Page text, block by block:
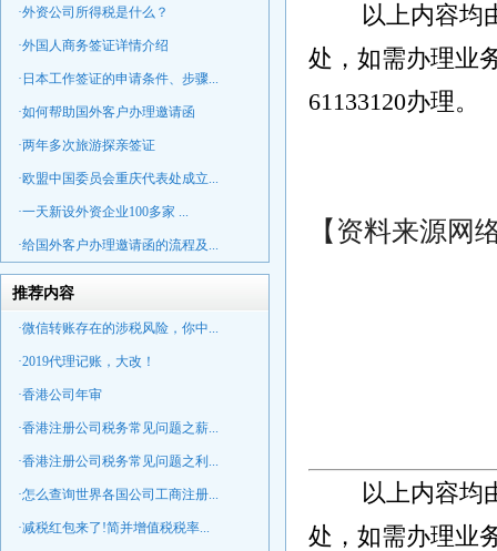
·外资公司所得税是什么？
·外国人商务签证详情介绍
·日本工作签证的申请条件、步骤...
·如何帮助国外客户办理邀请函
·两年多次旅游探亲签证
·欧盟中国委员会重庆代表处成立...
·一天新设外资企业100多家 ...
·给国外客户办理邀请函的流程及...
推荐内容
·微信转账存在的涉税风险，你中...
·2019代理记账，大改！
·香港公司年审
·香港注册公司税务常见问题之薪...
·香港注册公司税务常见问题之利...
·怎么查询世界各国公司工商注册...
·减税红包来了!简并增值税税率...
以上内容均
处，如需办理业
61133120办理。
【资料来源网
以上内容均
处，如需办理业